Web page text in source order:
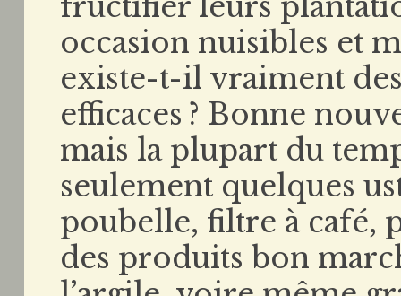
fructifier leurs
occasion nuisibles et
existe-t-il vraiment
efficaces ? Bonne
mais la plupart du
seulement quelques
poubelle, filtre à café,
des produits bon